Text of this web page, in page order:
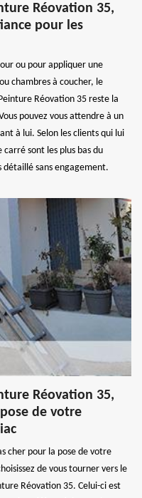
Réovation 35,
pour les
ou pour appliquer une
chambres à coucher, le
Réovation 35 reste la
pouvez vous attendre à un
à lui. Selon les clients qui lui
sont les plus bas du
détaillé sans engagement.
Réovation 35,
de votre
cher pour la pose de votre
de vous tourner vers le
Réovation 35. Celui-ci est